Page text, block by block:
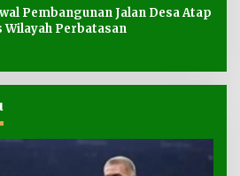
Pembangunan Jalan Desa Atap
Wilayah Perbatasan